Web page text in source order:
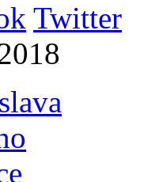
Twitter